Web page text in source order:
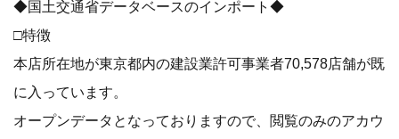
◆国土交通省データベースのインポート◆
□特徴
本店所在地が東京都内の建設業許可事業者70,578店舗が既
に入っています。
オープンデータとなっておりますので、閲覧のみのアカウ